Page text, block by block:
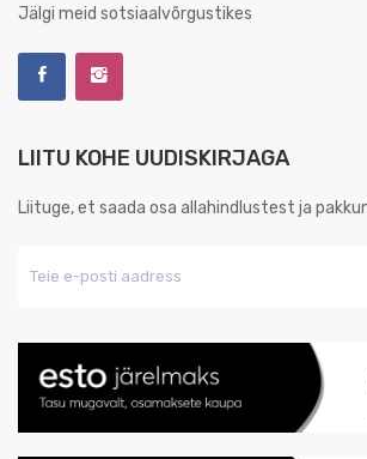
Jälgi meid sotsiaalvõrgustikes
LIITU KOHE UUDISKIRJAGA
Liituge, et saada osa allahindlustest ja